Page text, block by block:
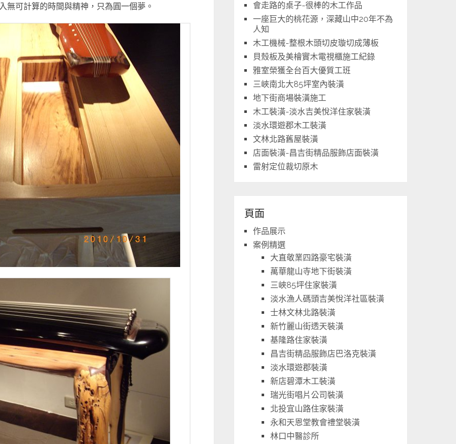
無可計算的時間與精神，只為圓一個夢。
會走路的桌子-很棒的木工作品
一座巨大的桃花源，深藏山中20年不為
人知
木工機械-整根木頭切皮璇切成薄板
貝殼板及美檜實木電視櫃施工紀錄
雅室榮獲全台百大優質工班
三峽南北大85坪室內裝潢
地下街商場裝潢施工
木工裝潢-淡水吉美悅洋住家裝潢
淡水環遊郡木工裝潢
文林北路舊屋裝潢
店面裝潢-昌吉街精品服飾店面裝潢
雷射定位裁切原木
頁面
作品展示
案例精選
大直敬業四路豪宅裝潢
萬華龍山寺地下街裝潢
三峽85坪住家裝潢
淡水漁人碼頭吉美悅洋社區裝潢
士林文林北路裝潢
新竹麗山街透天裝潢
基隆路住家裝潢
昌吉街精品服飾店巴洛克裝潢
淡水環遊郡裝潢
新店碧潭木工裝潢
瑞光街唱片公司裝潢
北投宜山路住家裝潢
永和天恩堂教會禮堂裝潢
林口中醫診所